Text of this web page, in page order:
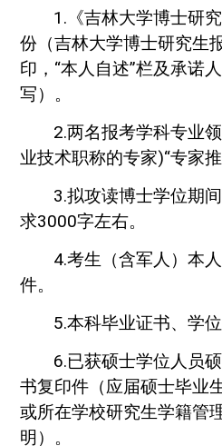
1.《吉林大学博士研
份（吉林大学博士研究生
印，“本人自述”栏及承诺
写）。
2.两名报考学科专业
业技术职称的专家)“专家推
3.拟攻读博士学位期
求3000字左右。
4.考生（含军人）本
件。
5.本科毕业证书、学
6.已获硕士学位人员
书复印件（应届硕士毕业
或所在学校研究生学籍管
明）。